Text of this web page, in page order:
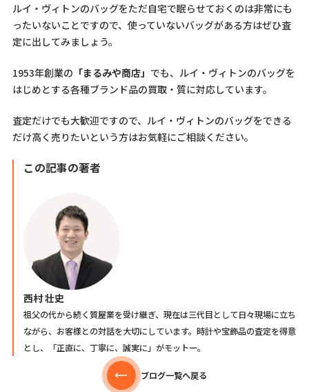
ルイ・ヴィトンのバッグをただ自宅で眠らせておくのは非常にも
ったいないことですので、使っていないバッグがある方はぜひ査
定に出してみましょう。
1953年創業の 「まるみや商店」 でも、ルイ・ヴィトンのバッグを
はじめとする各種ブランド品の買取・質に対応しています。
査定だけでも大歓迎ですので、ルイ・ヴィトンのバッグをできる
だけ高く売りたいという方はお気軽にご相談ください。
この記事の著者
西村 壮史
祖父の代から続く質屋業を受け継ぎ、現在は三代目として日々現場に立ち
ながら、お客様との対話を大切にしています。時計や宝飾品の査定を得意
とし、「正直に、丁寧に、誠実に」がモットー。
ブログ一覧へ戻る